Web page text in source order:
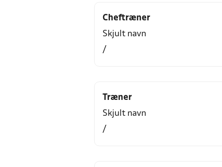
Cheftræner
Skjult navn
/
Træner
Skjult navn
/